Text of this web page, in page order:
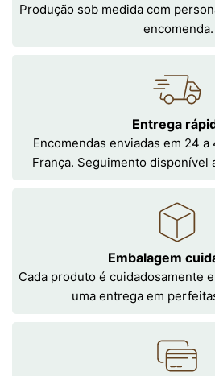
Produção sob medida com
encomenda.
Entrega
Encomendas enviadas em 24
França. Seguimento disponível
Embalagem
Cada produto é cuidadosamente
uma entrega em